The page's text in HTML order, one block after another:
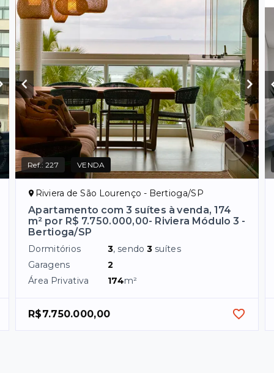
Ref.:227 VENDA
Riviera de São Lourenço - Bertioga/SP
Apartamento com 3 suítes à venda, 174
m² por R$ 7.750.000,00- Riviera Módulo 3 -
Bertioga/SP
Dormitórios 3, sendo3 suítes
Garagens
2
Área Privativa
174m²
R$7.750.000,00